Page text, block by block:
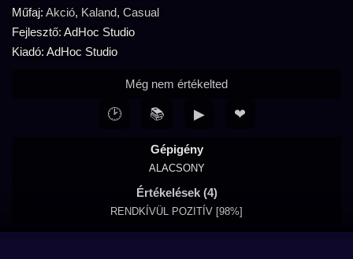
Műfaj: Akció, Kaland, Casual
Fejlesztő: AdHoc Studio
Kiadó: AdHoc Studio
Gépigény
ALACSONY
Értékelések (4)
RENDKÍVÜL POZITÍV [98%]
Még nem értékelted
🕑 📚 ▶ ❤